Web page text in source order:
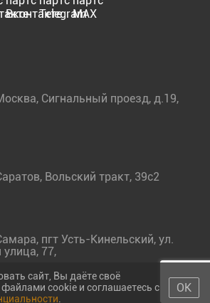
, Сигнальный проезд, д.19,
, Вольский тракт, 39с2
, пгт Усть-Кинельский, ул.
77,
сайт, Вы даёте своё
файлами cookie и соглашаетесь с
ОК